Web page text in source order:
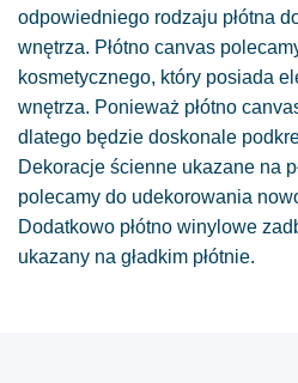
odpowiedniego rodzaju płótna
wnętrza. Płótno canvas
kosmetycznego, który posiada
wnętrza. Ponieważ płótno
dlatego będzie doskonale
Dekoracje ścienne ukazane na
polecamy do udekorowania
Dodatkowo płótno winylowe
ukazany na gładkim płótnie.